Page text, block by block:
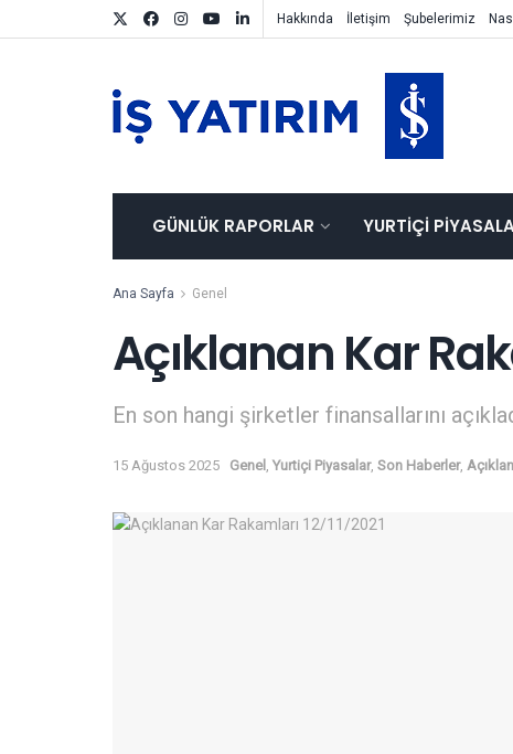
Hakkında İletişim Şubelerimiz
GÜNLÜK RAPORLAR YURTIÇI
Ana Sayfa Genel
Açıklanan Kar
En son hangi şirketler finansallarını
15 Ağustos 2025 Genel Yurtiçi Piyasalar, Son Haberler,